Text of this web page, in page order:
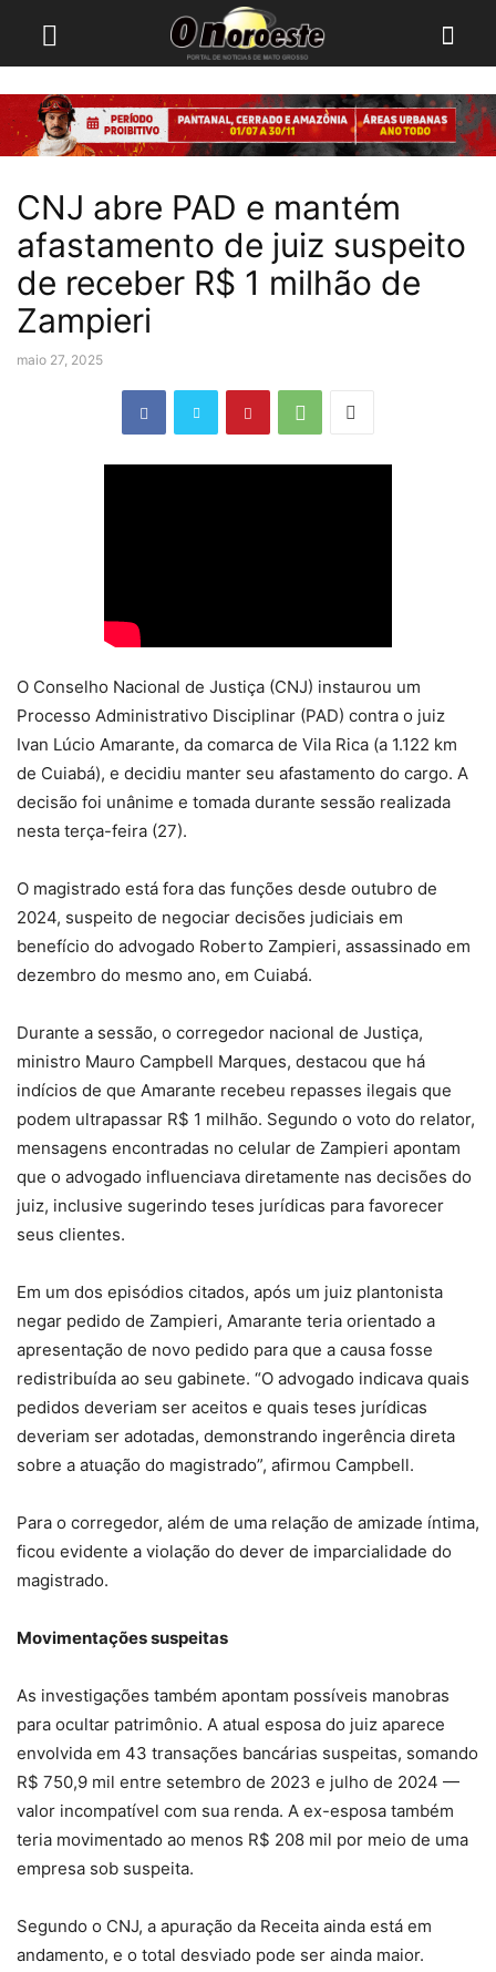
CNJ abre PAD e mantém
afastamento de juiz suspeito
de receber R$ 1 milhão de
Zampieri
maio 27, 2025
O Conselho Nacional de Justiça (CNJ) instaurou um
Processo Administrativo Disciplinar (PAD) contra o juiz
Ivan Lúcio Amarante, da comarca de Vila Rica (a 1.122 km
de Cuiabá), e decidiu manter seu afastamento do cargo. A
decisão foi unânime e tomada durante sessão realizada
nesta terça-feira (27).
O magistrado está fora das funções desde outubro de
2024, suspeito de negociar decisões judiciais em
benefício do advogado Roberto Zampieri, assassinado em
dezembro do mesmo ano, em Cuiabá.
Durante a sessão, o corregedor nacional de Justiça,
ministro Mauro Campbell Marques, destacou que há
indícios de que Amarante recebeu repasses ilegais que
podem ultrapassar R$ 1 milhão. Segundo o voto do relator,
mensagens encontradas no celular de Zampieri apontam
que o advogado influenciava diretamente nas decisões do
juiz, inclusive sugerindo teses jurídicas para favorecer
seus clientes.
Em um dos episódios citados, após um juiz plantonista
negar pedido de Zampieri, Amarante teria orientado a
apresentação de novo pedido para que a causa fosse
redistribuída ao seu gabinete. “O advogado indicava quais
pedidos deveriam ser aceitos e quais teses jurídicas
deveriam ser adotadas, demonstrando ingerência direta
sobre a atuação do magistrado”, afirmou Campbell.
Para o corregedor, além de uma relação de amizade íntima,
ficou evidente a violação do dever de imparcialidade do
magistrado.
Movimentações suspeitas
As investigações também apontam possíveis manobras
para ocultar patrimônio. A atual esposa do juiz aparece
envolvida em 43 transações bancárias suspeitas, somando
R$ 750,9 mil entre setembro de 2023 e julho de 2024 —
valor incompatível com sua renda. A ex-esposa também
teria movimentado ao menos R$ 208 mil por meio de uma
empresa sob suspeita.
Segundo o CNJ, a apuração da Receita ainda está em
andamento, e o total desviado pode ser ainda maior.